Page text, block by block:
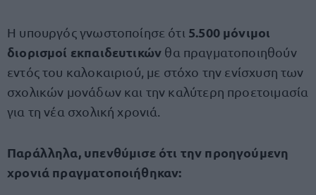
Η υπουργός γνωστοποίησε ότι 5.500 μόνιμοι
διορισμοί εκπαιδευτικών θα πραγματοποιηθούν
εντός του καλοκαιριού, με στόχο την ενίσχυση των
σχολικών μονάδων και την καλύτερη προετοιμασία
για τη νέα σχολική χρονιά.
Παράλληλα, υπενθύμισε ότι την προηγούμενη
χρονιά πραγματοποιήθηκαν: